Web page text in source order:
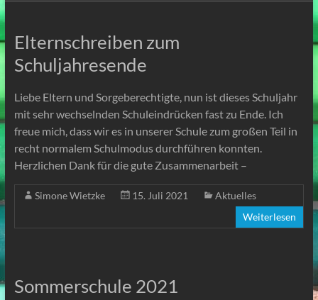
Elternschreiben zum
Schuljahresende
Liebe Eltern und Sorgeberechtigte, nun ist dieses Schuljahr
mit sehr wechselnden Schuleindrücken fast zu Ende. Ich
freue mich, dass wir es in unserer Schule zum großen Teil in
recht normalem Schulmodus durchführen konnten.
Herzlichen Dank für die gute Zusammenarbeit –
Simone Wietzke 15. Juli 2021
Aktuelles
Weiterlesen
Sommerschule 2021